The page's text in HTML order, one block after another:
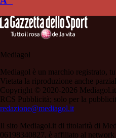
Mediagol
Mediagol è un marchio registrato,
Vietata la riproduzione anche
Copyright © 2020-2026
RCS Pubblicità; solo per la
redazione@mediagol.it
Il sito Mediagol.it di titolarità di
06198340827, è affiliato al